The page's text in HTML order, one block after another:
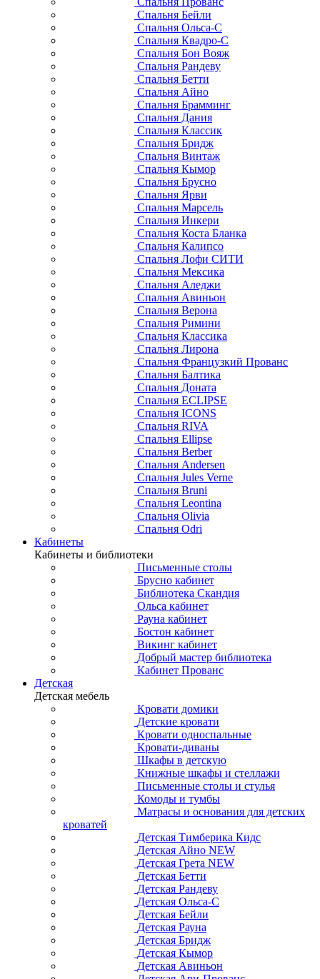
Спальня Бейли
Спальня Ольса-С
Спальня Квадро-С
Спальня Бон Вояж
Спальня Рандеву
Спальня Бетти
Спальня Айно
Спальня Брамминг
Спальня Дания
Спальня Классик
Спальня Бридж
Спальня Винтаж
Спальня Кымор
Спальня Брусно
Спальня Ярви
Спальня Марсель
Спальня Инкери
Спальня Коста Бланка
Спальня Калипсо
Спальня Лофи СИТИ
Спальня Мексика
Спальня Аледжи
Спальня Авиньон
Спальня Верона
Спальня Римини
Спальня Классика
Спальня Лирона
Спальня Французкий Прованс
Спальня Балтика
Спальня Доната
Спальня ECLIPSE
Спальня ICONS
Спальня RIVA
Спальня Ellipse
Спальня Berber
Спальня Andersen
Спальня Jules Verne
Спальня Bruni
Спальня Leontina
Спальня Olivia
Спальня Odri
Кабинеты
Кабинеты и библиотеки
Письменные столы
Брусно кабинет
Библиотека Скандия
Ольса кабинет
Рауна кабинет
Бостон кабинет
Викинг кабинет
Добрый мастер библиотека
Кабинет Прованс
Детская
Детская мебель
Кровати домики
Детские кровати
Кровати односпальные
Кровати-диваны
Шкафы в детскую
Книжные шкафы и стеллажи
Письменные столы и стулья
Комоды и тумбы
Матрасы и основания для детских
кроватей
Детская Тимберика Кидс
Детская Айно NEW
Детская Грета NEW
Детская Бетти
Детская Рандеву
Детская Ольса-С
Детская Бейли
Детская Рауна
Детская Бридж
Детская Кымор
Детская Авиньон